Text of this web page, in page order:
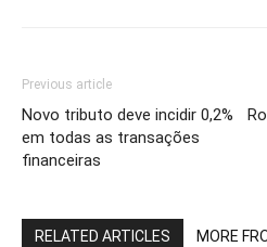
Previous article
Novo tributo deve incidir 0,2%
em todas as transações
financeiras
RELATED ARTICLES MORE